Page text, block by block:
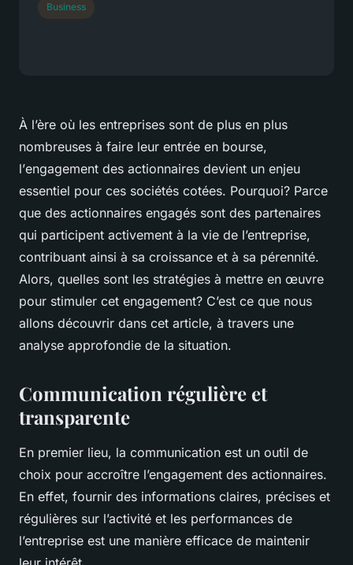
À l’ère où les entreprises sont de plus en plus
nombreuses à faire leur entrée en bourse,
l’engagement des actionnaires devient un enjeu
essentiel pour ces sociétés cotées. Pourquoi? Parce
que des actionnaires engagés sont des partenaires
qui participent activement à la vie de l’entreprise,
contribuant ainsi à sa croissance et à sa pérennité.
Alors, quelles sont les stratégies à mettre en œuvre
pour stimuler cet engagement? C’est ce que nous
allons découvrir dans cet article, à travers une
analyse approfondie de la situation.
Communication régulière et
transparente
En premier lieu, la communication est un outil de
choix pour accroître l’engagement des actionnaires.
En effet, fournir des informations claires, précises et
régulières sur l’activité et les performances de
l’entreprise est une manière efficace de maintenir
Business